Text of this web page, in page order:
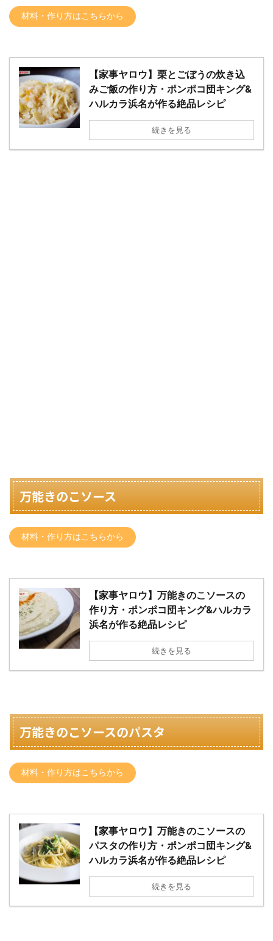
材料・作り方はこちらから
【家事ヤロウ】栗とごぼうの炊き込
みご飯の作り方・ポンポコ団キング&
ハルカラ浜名が作る絶品レシピ
続きを見る
万能きのこソース
材料・作り方はこちらから
【家事ヤロウ】万能きのこソースの
作り方・ポンポコ団キング&ハルカラ
浜名が作る絶品レシピ
続きを見る
万能きのこソースのパスタ
材料・作り方はこちらから
【家事ヤロウ】万能きのこソースの
パスタの作り方・ポンポコ団キング&
ハルカラ浜名が作る絶品レシピ
続きを見る